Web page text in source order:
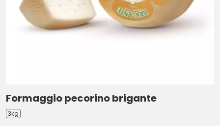
Formaggio pecorino brigante
3kg